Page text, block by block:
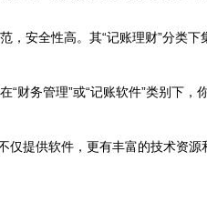
，安全性高。其“记账理财”分类
“财务管理”或“记账软件”类别下
仅提供软件，更有丰富的技术资